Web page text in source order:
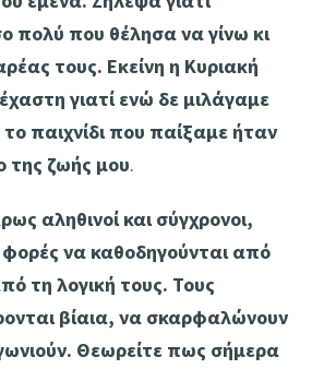
πολύ που θέλησα να γίνω κι
τους. Εκείνη η Κυριακή
γιατί ενώ δε μιλάγαμε
παιχνίδι που παίξαμε ήταν
της ζωής μου.
αληθινοί και σύγχρονοι,
φορές να καθοδηγούνται από
τη λογική τους. Τους
βίαια, να σκαρφαλώνουν
Θεωρείτε πως σήμερα